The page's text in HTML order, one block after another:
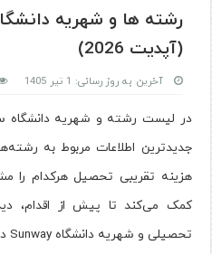
رشته ها و شهریه
(آپدیت 2026)
آخرین به روز رسانی: 1 تیر 1405
جدیدترین اطلاعات مربوط به
هزینه تقریبی تحصیل هرکدام را
کمک می‌کند تا پیش از اقدام،
تحصیلی و شهریه دانشگاه Sunway داشته باشید.